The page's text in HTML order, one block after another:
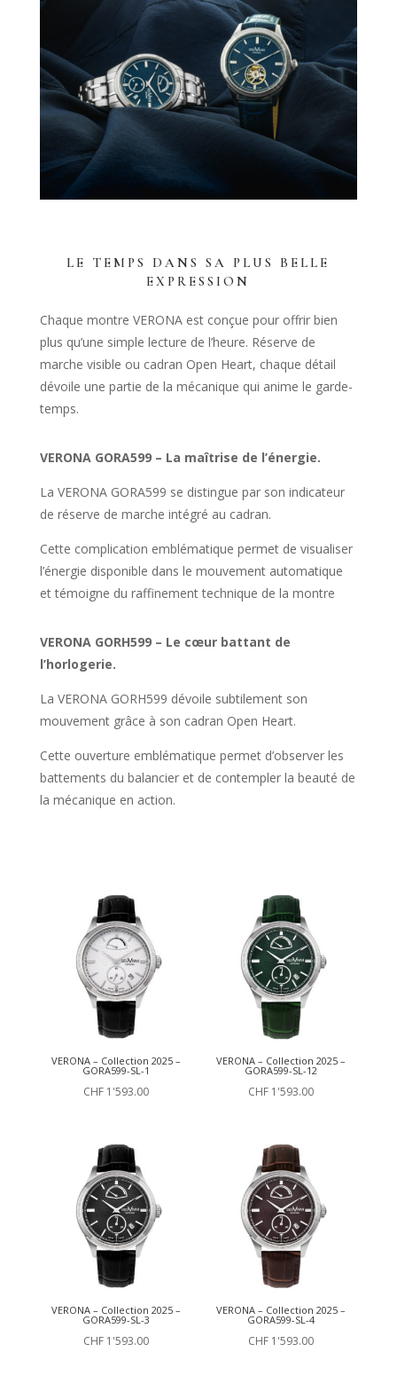
LE TEMPS DANS SA PLUS BELLE
EXPRESSION
Chaque montre VERONA est conçue pour offrir bien
plus qu’une simple lecture de l’heure. Réserve de
marche visible ou cadran Open Heart, chaque détail
dévoile une partie de la mécanique qui anime le garde-
temps.
VERONA GORA599 – La maîtrise de l’énergie.
La VERONA GORA599 se distingue par son indicateur
de réserve de marche intégré au cadran.
Cette complication emblématique permet de visualiser
l’énergie disponible dans le mouvement automatique
et témoigne du raffinement technique de la montre
VERONA GORH599 – Le cœur battant de
l’horlogerie.
La VERONA GORH599 dévoile subtilement son
mouvement grâce à son cadran Open Heart.
Cette ouverture emblématique permet d’observer les
battements du balancier et de contempler la beauté de
la mécanique en action.
VERONA – Collection 2025 –
GORA599-SL-1
CHF1'593.00
VERONA – Collection 2025 –
GORA599-SL-12
CHF 1'593.00
VERONA – Collection 2025 –
GORA599-SL-3
CHF1'593.00
VERONA – Collection 2025 –
GORA599-SL-4
CHF 1'593.00